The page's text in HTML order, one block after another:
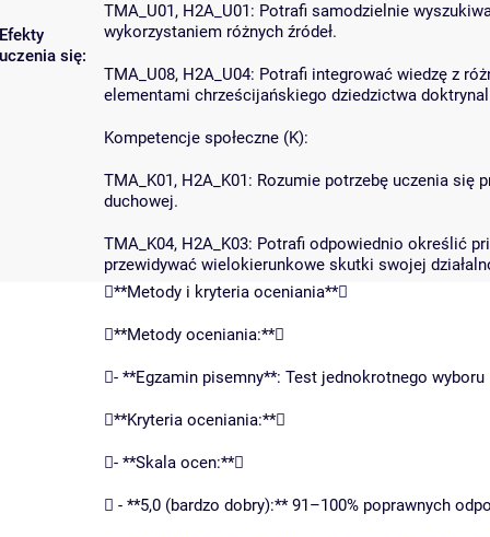
Efekty
uczenia się:
TMA_U01, H2A_U01: Potrafi samodzielnie
wykorzystaniem różnych źródeł.
TMA_U08, H2A_U04: Potrafi integrować wiedzę z
elementami chrześcijańskiego dziedzictwa
Kompetencje społeczne (K):
TMA_K01, H2A_K01: Rozumie potrzebę uczenia się
duchowej.
TMA_K04, H2A_K03: Potrafi odpowiednio określić
przewidywać wielokierunkowe skutki swojej
**Metody i kryteria oceniania**
**Metody oceniania:**
- **Egzamin pisemny**: Test jednokrotnego
**Kryteria oceniania:**
- **Skala ocen:**
 - **5,0 (bardzo dobry):** 91–100% poprawnych